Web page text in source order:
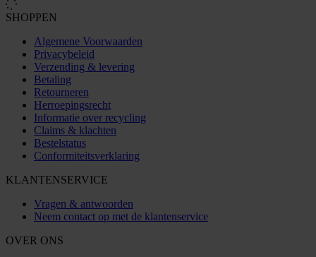
SHOPPEN
Algemene Voorwaarden
Privacybeleid
Verzending & levering
Betaling
Retourneren
Herroepingsrecht
Informatie over recycling
Claims & klachten
Bestelstatus
Conformiteitsverklaring
KLANTENSERVICE
Vragen & antwoorden
Neem contact op met de klantenservice
OVER ONS